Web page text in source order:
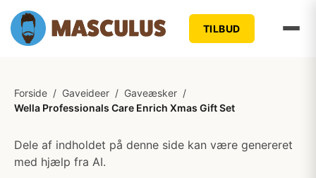
TILBUD
Forside / Gaveideer / Gaveæsker /
Wella Professionals Care Enrich Xmas Gift Set
Dele af indholdet på denne side kan være genereret
med hjælp fra AI.